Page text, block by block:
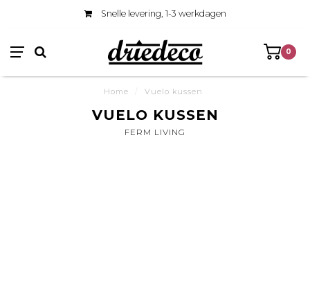
Snelle levering, 1-3 werkdagen
0
Home Vuelo kussen
VUELO KUSSEN
FERM LIVING